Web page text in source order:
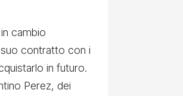
in cambio
suo contratto con i
in futuro.
Perez, dei